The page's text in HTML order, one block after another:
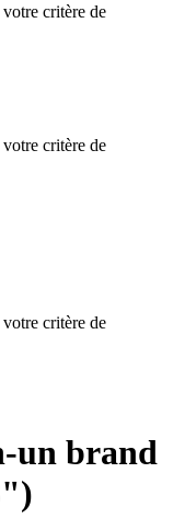
critère de
critère de
critère de
un brand